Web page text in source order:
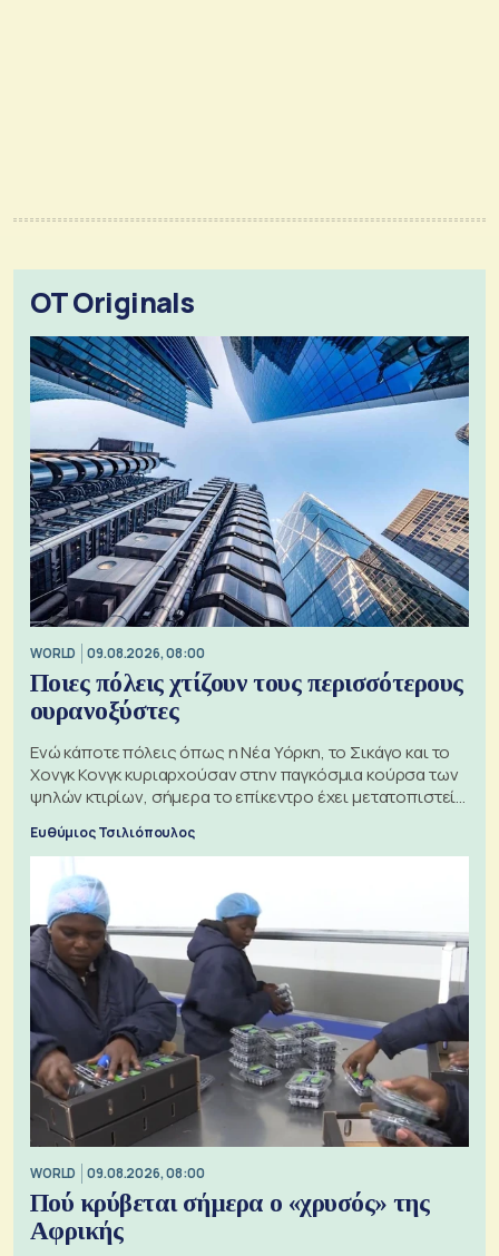
OT Originals
WORLD 09.08.2026, 08:00
Ποιες πόλεις χτίζουν τους περισσότερους
ουρανοξύστες
Ενώ κάποτε πόλεις όπως η Νέα Υόρκη, το Σικάγο και το
Χονγκ Κονγκ κυριαρχούσαν στην παγκόσμια κούρσα των
ψηλών κτιρίων, σήμερα το επίκεντρο έχει μετατοπιστεί
Ευθύμιος Τσιλιόπουλος
WORLD 09.08.2026, 08:00
Πού κρύβεται σήμερα ο «χρυσός» της
Αφρικής